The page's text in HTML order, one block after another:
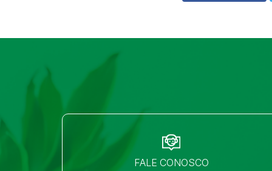
FALE CONOSCO